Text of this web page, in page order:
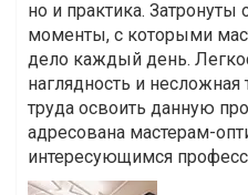
но и практика.
моменты, с которыми
дело каждый день.
наглядность и
труда освоить данную
адресована мастерам-
интересующимся